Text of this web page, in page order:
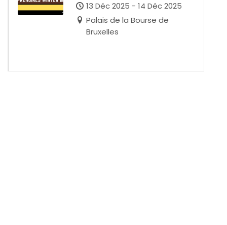
13 Déc 2025 - 14 Déc 2025
Palais de la Bourse de
Bruxelles